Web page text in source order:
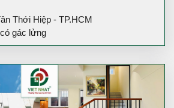
Thới Hiệp - TP.HCM
gác lửng